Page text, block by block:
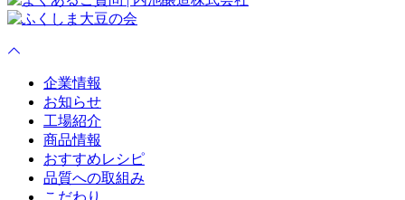
企業情報
お知らせ
工場紹介
商品情報
おすすめレシピ
品質への取組み